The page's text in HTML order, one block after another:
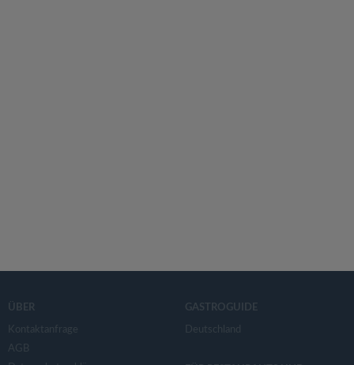
ÜBER
Kontaktanfrage
AGB
GASTROGUIDE
Deutschland